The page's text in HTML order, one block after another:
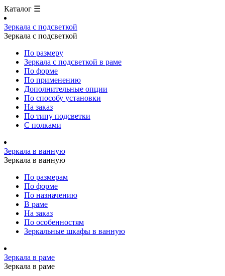
Каталог ☰
Зеркала с подсветкой
Зеркала с подсветкой
По размеру
Зеркала с подсветкой в раме
По форме
По применению
Дополнительные опции
По способу установки
На заказ
По типу подсветки
С полками
Зеркала в ванную
Зеркала в ванную
По размерам
По форме
По назначению
В раме
На заказ
По особенностям
Зеркальные шкафы в ванную
Зеркала в раме
Зеркала в раме